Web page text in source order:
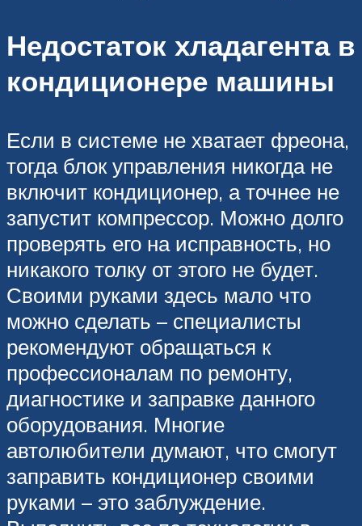
Недостаток хладагента в
кондиционере машины
Если в системе не хватает фреона,
тогда блок управления никогда не
включит кондиционер, а точнее не
запустит компрессор. Можно долго
проверять его на исправность, но
никакого толку от этого не будет.
Своими руками здесь мало что
можно сделать – специалисты
рекомендуют обращаться к
профессионалам по ремонту,
диагностике и заправке данного
оборудования. Многие
автолюбители думают, что смогут
заправить кондиционер своими
руками – это заблуждение.